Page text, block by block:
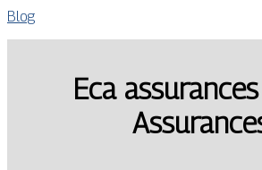
Blog
Eca